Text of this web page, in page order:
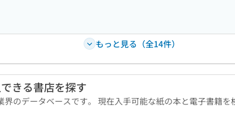
もっと見る（全14件）
きる書店を探す
のデータベースです。 現在入手可能な紙の本と電子書籍を